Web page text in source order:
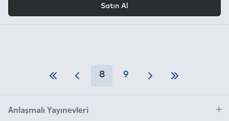
Satın Al
8 9
Anlaşmalı Yayınevleri